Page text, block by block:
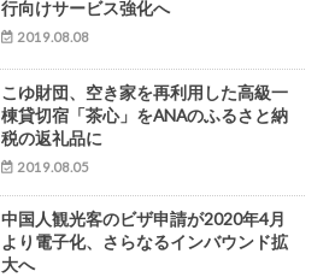
行向けサービス強化へ
2019.08.08
こゆ財団、空き家を再利用した高級一
棟貸切宿「茶心」をANAのふるさと納
税の返礼品に
2019.08.05
中国人観光客のビザ申請が2020年4月
より電子化、さらなるインバウンド拡
大へ